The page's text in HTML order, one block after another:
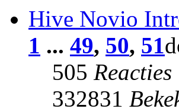
Hive Novio
1 ... 49, 50, 51
505 Reacties
332831